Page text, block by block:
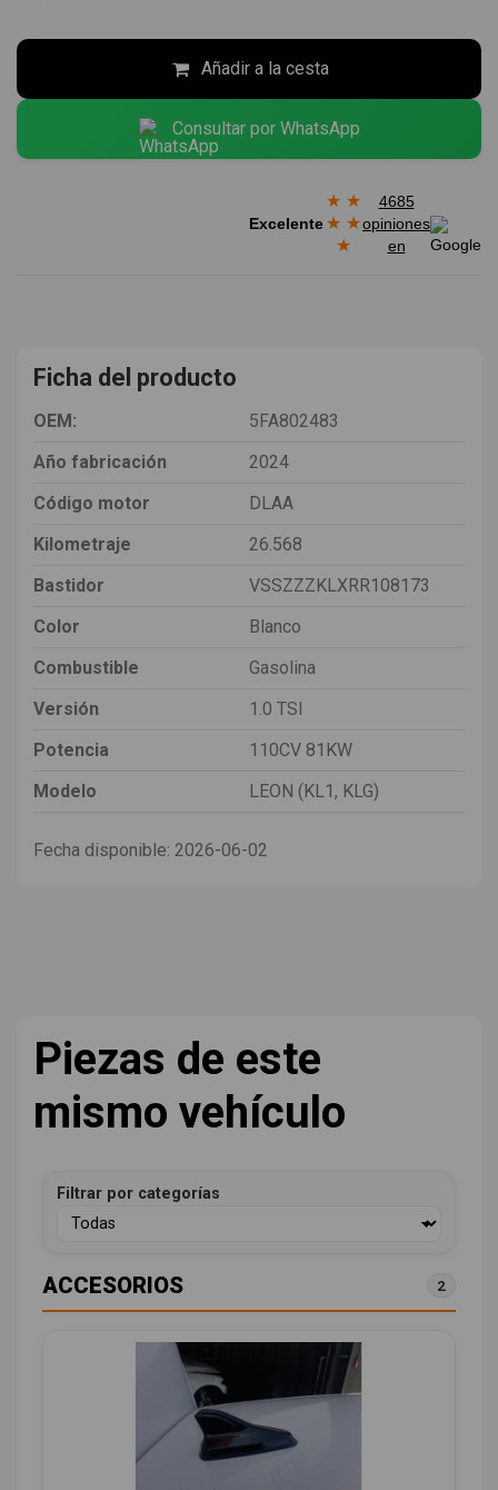
Añadir a la cesta
Consultar por WhatsApp
Excelente
★ ★
★ ★
★
4685
opiniones
en
Ficha del producto
OEM:
5FA802483
Año fabricación
2024
Código motor
DLAA
Kilometraje
26.568
Bastidor
VSSZZZKLXRR108173
Color
Blanco
Combustible
Gasolina
Versión
1.0 TSI
Potencia
110CV 81KW
Modelo
LEON (KL1, KLG)
Fecha disponible: 2026-06-02
Piezas de este
mismo vehículo
Filtrar por categorías
ACCESORIOS 2